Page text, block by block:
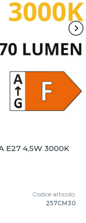
E27 4,5W 3000K
Codice articolo:
257CM30